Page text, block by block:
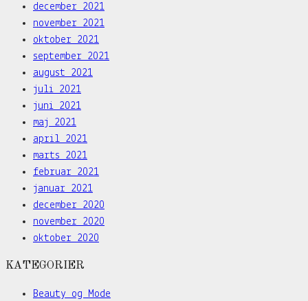
december 2021
november 2021
oktober 2021
september 2021
august 2021
juli 2021
juni 2021
maj 2021
april 2021
marts 2021
februar 2021
januar 2021
december 2020
november 2020
oktober 2020
KATEGORIER
Beauty og Mode